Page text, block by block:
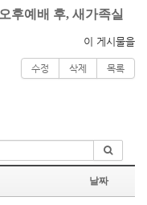
후예배 후, 새가족실
이 게시물을
수정 삭제 목록
날짜